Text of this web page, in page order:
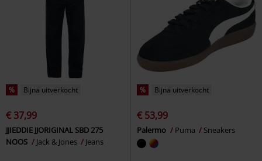
% Bijna uitverkocht
€ 37,99
JJIEDDIE JJORIGINAL SBD 275
NOOS
Jack & Jones Jeans
% Bijna uitverkocht
€ 53,99
Palermo Puma Sneakers